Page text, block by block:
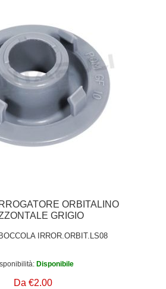
ORBITALINO
GRIGIO
IRROR.ORBIT.LS08
Disponibile
Da €2.00